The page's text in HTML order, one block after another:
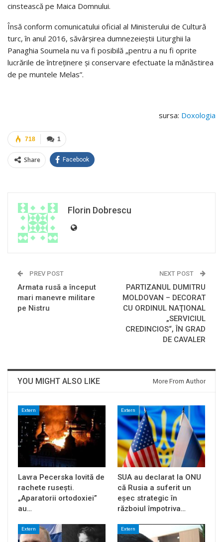
cinstească pe Maica Domnului.
Însă conform comunicatului oficial al Ministerului de Cultură
turc, în anul 2016, săvârşirea dumnezeieștii Liturghii la
Panaghia Soumela nu va fi posibilă „pentru a nu fi oprite
lucrările de întreținere și conservare efectuate la mănăstirea
de pe muntele Melas”.
sursa: Doxologia
1
718
Share Facebook
Florin Dobrescu
PREV POST
Armata rusă a început
mari manevre militare
pe Nistru
NEXT POST
PARTIZANUL DUMITRU
MOLDOVAN – DECORAT
CU ORDINUL NAŢIONAL
„SERVICIUL
CREDINCIOS“, ÎN GRAD
DE CAVALER
YOU MIGHT ALSO LIKE More From Author
Extern
Lavra Pecerska lovită de
rachete rusești.
„Aparatorii ortodoxiei”
au…
Extern
SUA au declarat la ONU
că Rusia a suferit un
eșec strategic în
războiul împotriva…
Extern Extern